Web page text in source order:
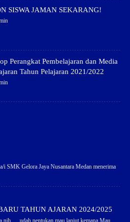
SISWA JAMAN SEKARANG!
Perangkat Pembelajaran dan Media
Tahun Pelajaran 2021/2022
SMK Gelora Jaya Nusantara Medan menerima
TAHUN AJARAN 2024/2025
udah nentukan mau lanjut kemana Mau